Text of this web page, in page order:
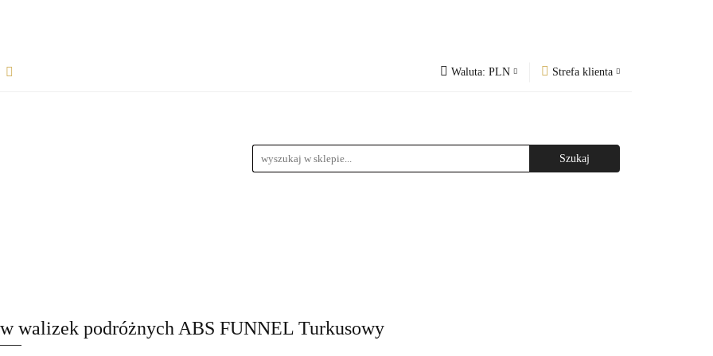
Waluta: PLN Strefa klienta
Dodaj zgłoszenie
Rozpocznij współpracę
walizek podróżnych ABS FUNNEL Turkusowy